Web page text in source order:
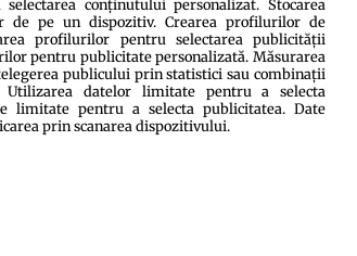
Contact Setări Cookies
conținutului personalizat. Stocarea
de pe un dispozitiv. Crearea profilurilor de
profilurilor pentru selectarea publicității
pentru publicitate personalizată. Măsurarea
publicului prin statistici sau combinații
datelor limitate pentru a selecta
limitate pentru a selecta publicitatea. Date
prin scanarea dispozitivului.